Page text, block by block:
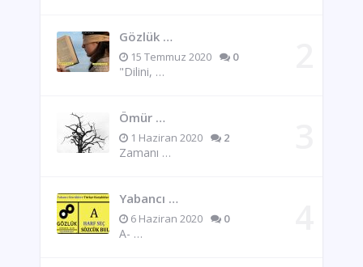
Gözlük …
15 Temmuz 2020 0
"Dilini, …
Ömür …
1 Haziran 2020 2
Zamanı …
Yabancı …
6 Haziran 2020 0
A- …